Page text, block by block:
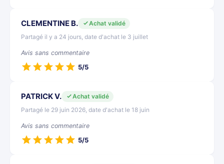
CLEMENTINE B.
Achat validé
Partagé il y a 24 jours, date d'achat le 3 juillet
Avis sans commentaire
5/5
PATRICK V.
Achat validé
Partagé le 29 juin 2026, date d'achat le 18 juin
Avis sans commentaire
5/5